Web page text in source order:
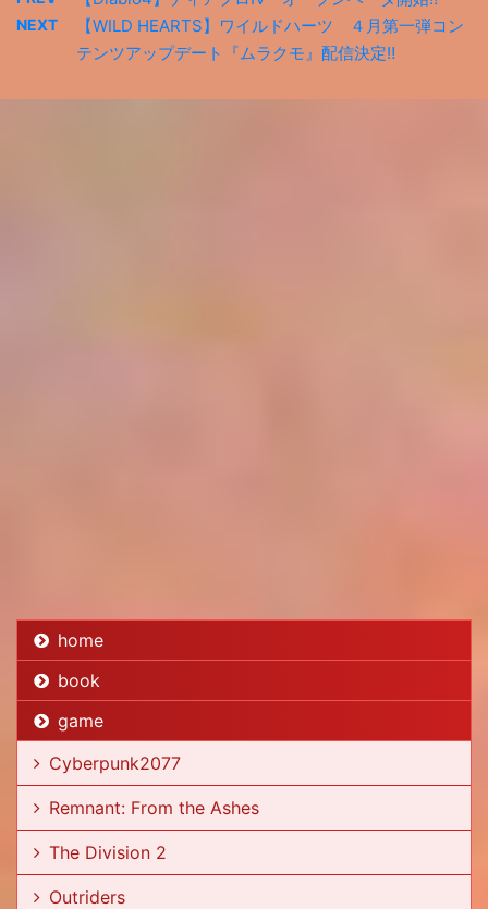
NEXT
【WILD HEARTS】ワイルドハーツ ４月第一弾コン
テンツアップデート『ムラクモ』配信決定‼
home
book
game
Cyberpunk2077
Remnant: From the Ashes
The Division 2
Outriders